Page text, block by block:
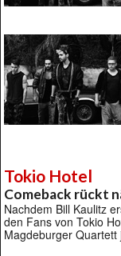
Tokio Hotel
Comeback rückt
Nachdem Bill Kaulitz
den Fans von Tokio
Magdeburger